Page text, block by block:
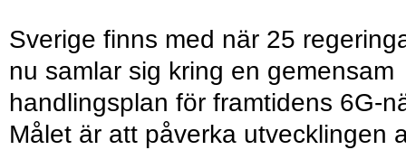
Sverige finns med när 25
nu samlar sig kring en gemensam
handlingsplan för framtidens 6G-
Målet är att påverka utvecklingen